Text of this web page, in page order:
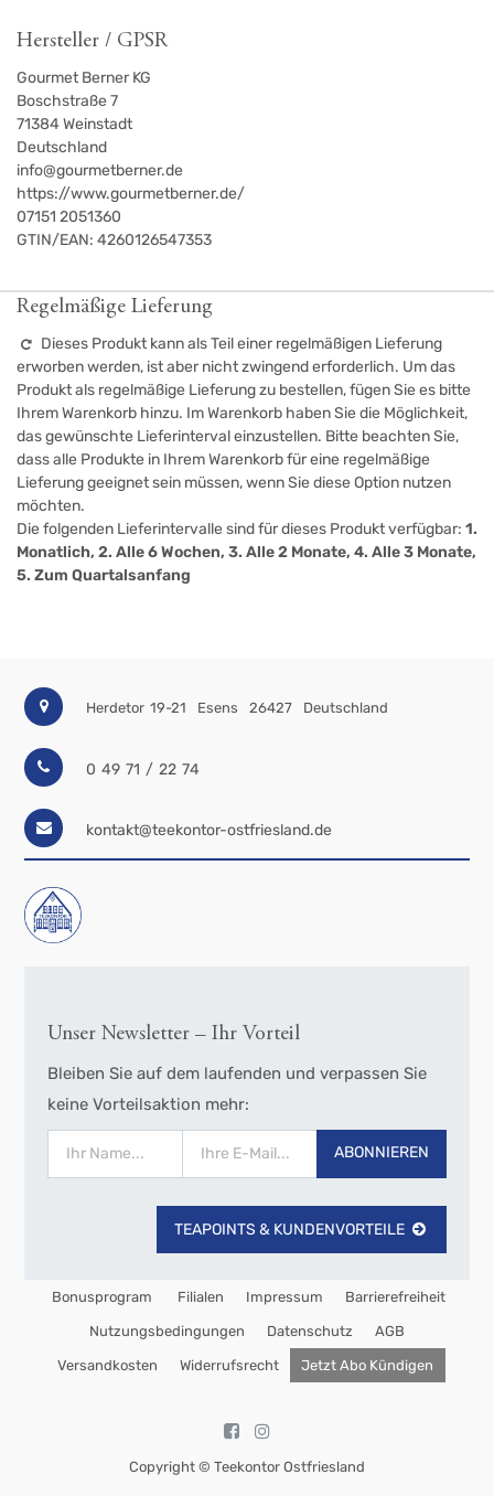
Hersteller / GPSR
Gourmet Berner KG
Boschstraße 7
71384 Weinstadt
Deutschland
info@gourmetberner.de
https://www.gourmetberner.de/
07151 2051360
GTIN/EAN: 4260126547353
Regelmäßige Lieferung
Dieses Produkt kann als Teil einer regelmäßigen Lieferung
erworben werden, ist aber nicht zwingend erforderlich. Um das
Produkt als regelmäßige Lieferung zu bestellen, fügen Sie es bitte
Ihrem Warenkorb hinzu. Im Warenkorb haben Sie die Möglichkeit,
das gewünschte Lieferinterval einzustellen. Bitte beachten Sie,
dass alle Produkte in Ihrem Warenkorb für eine regelmäßige
Lieferung geeignet sein müssen, wenn Sie diese Option nutzen
möchten.
Die folgenden Lieferintervalle sind für dieses Produkt verfügbar: 1.
Monatlich, 2. Alle 6 Wochen, 3. Alle 2 Monate, 4. Alle 3 Monate,
5. Zum Quartalsanfang
Herdetor 19-21 Esens 26427 Deutschland
0 49 71 / 22 74
kontakt@teekontor-ostfriesland.de
Unser Newsletter – Ihr Vorteil
Bleiben Sie auf dem laufenden und verpassen Sie
keine Vorteilsaktion mehr:
ABONNIEREN
TEAPOINTS & KUNDENVORTEILE
Bonusprogram Filialen Impressum Barrierefreiheit
Nutzungsbedingungen Datenschutz AGB
Versandkosten Widerrufsrecht Jetzt Abo Kündigen
Copyright © Teekontor Ostfriesland